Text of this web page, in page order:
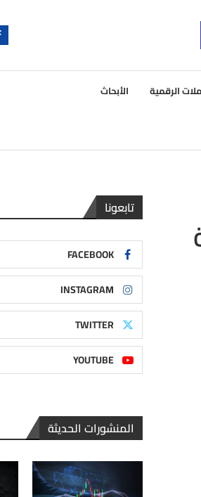
الرقمية الأبحاث
تابعونا
FACEBOOK
INSTAGRAM
TWITTER
YOUTUBE
المنشورات الحديثة